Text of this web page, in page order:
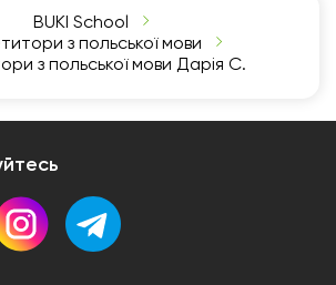
BUKI School
з польської мови
з польської мови Дарія С.